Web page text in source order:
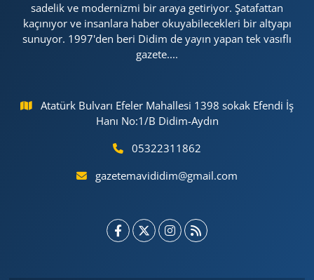
sadelik ve modernizmi bir araya getiriyor. Şatafattan
kaçınıyor ve insanlara haber okuyabilecekleri bir altyapı
sunuyor. 1997'den beri Didim de yayın yapan tek vasıflı
gazete....
Atatürk Bulvarı Efeler Mahallesi 1398 sokak Efendi İş
Hanı No:1/B Didim-Aydın
05322311862
gazetemavididim@gmail.com